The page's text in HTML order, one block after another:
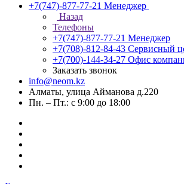
+7(747)-877-77-21 Менеджер
Назад
Телефоны
+7(747)-877-77-21 Менеджер
+7(708)-812-84-43 Сервисный
+7(700)-144-34-27 Офис
Заказать звонок
info@neom.kz
Алматы, улица Айманова д.220
Пн. – Пт.: с 9:00 до 18:00